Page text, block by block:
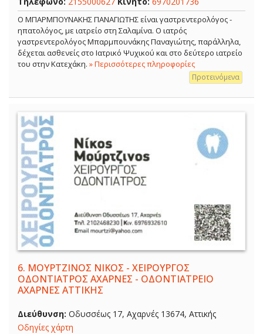
Ο ΜΠΑΡΜΠΟΥΝΑΚΗΣ ΠΑΝΑΓΙΩΤΗΣ είναι γαστρεντερολόγος -
ηπατολόγος, με ιατρείο στη Σαλαμίνα. Ο ιατρός
γαστρεντερολόγος Μπαρμπουνάκης Παναγιώτης, παράλληλα,
δέχεται ασθενείς στο Ιατρικό Ψυχικού και στο δεύτερο ιατρείο
του στην Κατεχάκη. » Περισσότερες πληροφορίες
Προτεινόμενα
6. ΜΟΥΡΤΖΙΝΟΣ ΝΙΚΟΣ - ΧΕΙΡΟΥΡΓΟΣ
ΟΔΟΝΤΙΑΤΡΟΣ ΑΧΑΡΝΕΣ - ΟΔΟΝΤΙΑΤΡΕΙΟ
ΑΧΑΡΝΕΣ ΑΤΤΙΚΗΣ
Διεύθυνση: Οδυσσέως 17, Αχαρνές 13674, Αττικής
Οδηγίες χάρτη